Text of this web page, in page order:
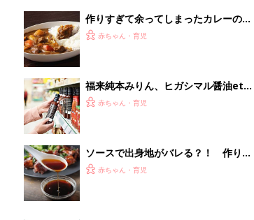
作りすぎて余ってしまったカレーのそ
の後、うますぎるアレンジ術９選
赤ちゃん・育児
福来純本みりん、ヒガシマル醤油etc.
「調味料を変えたら、味が全然ちが
赤ちゃん・育児
ソースで出身地がバレる？！ 作り置
きに便利なソースを使った絶品レシ
赤ちゃん・育児